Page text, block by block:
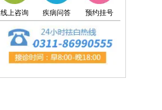
线上咨询 疾病问答 预约挂号